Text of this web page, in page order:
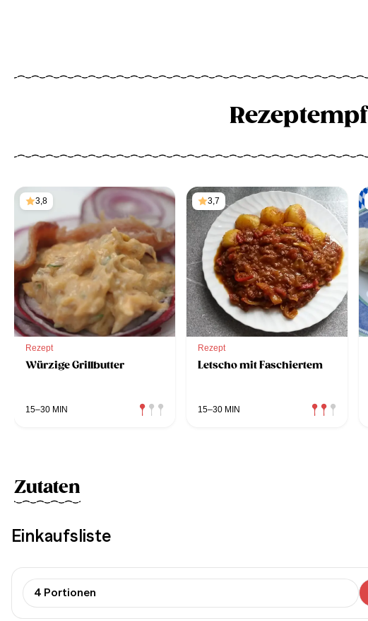
3,8
Rezept
Würzige Grillbutter
15–30 MIN
3,7
Rezept
Letscho mit Faschiertem
15–30 MIN
Zutaten